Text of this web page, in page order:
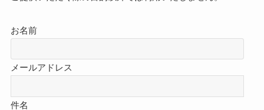
お名前
メールアドレス
件名